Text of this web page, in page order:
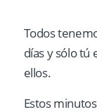
Todos
días y sólo tú
ellos.
Estos